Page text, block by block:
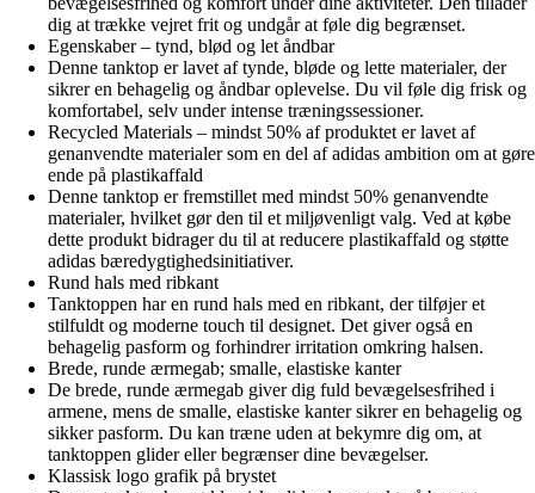
dig at trække vejret frit og undgår at føle dig begrænset.
Egenskaber – tynd, blød og let åndbar
Denne tanktop er lavet af tynde, bløde og lette materialer, der
sikrer en behagelig og åndbar oplevelse. Du vil føle dig frisk og
komfortabel, selv under intense træningssessioner.
Recycled Materials – mindst 50% af produktet er lavet af
genanvendte materialer som en del af adidas ambition om at gøre
ende på plastikaffald
Denne tanktop er fremstillet med mindst 50% genanvendte
materialer, hvilket gør den til et miljøvenligt valg. Ved at købe
dette produkt bidrager du til at reducere plastikaffald og støtte
adidas bæredygtighedsinitiativer.
Rund hals med ribkant
Tanktoppen har en rund hals med en ribkant, der tilføjer et
stilfuldt og moderne touch til designet. Det giver også en
behagelig pasform og forhindrer irritation omkring halsen.
Brede, runde ærmegab; smalle, elastiske kanter
De brede, runde ærmegab giver dig fuld bevægelsesfrihed i
armene, mens de smalle, elastiske kanter sikrer en behagelig og
sikker pasform. Du kan træne uden at bekymre dig om, at
tanktoppen glider eller begrænser dine bevægelser.
Klassisk logo grafik på brystet